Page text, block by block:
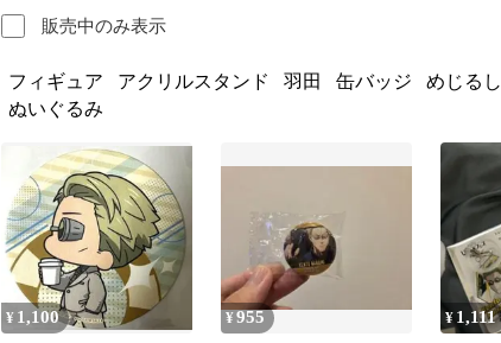
販売中のみ表示
フィギュア アクリルスタンド 羽田 缶バッジ めじるし
ぬいぐるみ
¥ 1,100 ¥955 ¥ 1,111